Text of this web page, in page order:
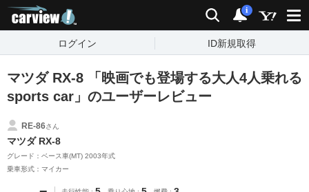
検索 通知
i
ログイン ID新規取得
マツダ RX-8 「映画でも登場する大人4人乗れる
sports car」のユーザーレビュー
RE-86さん
マツダ RX-8
グレード：ベース車(MT) 2003年式
乗車形式：マイカー